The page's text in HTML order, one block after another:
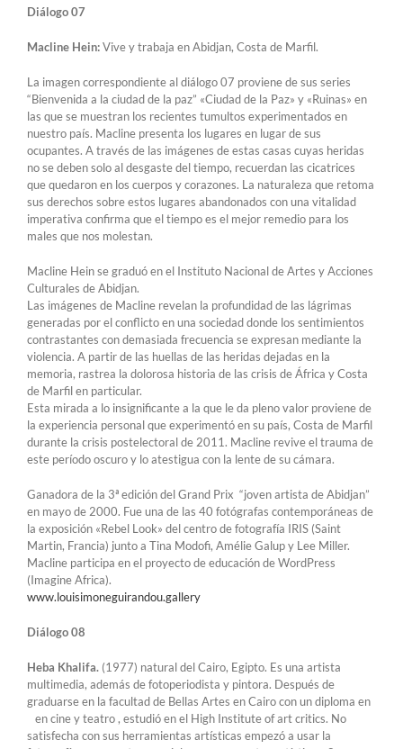
Diálogo 07
Macline Hein:Vive y trabaja en Abidjan, Costa de Marfil.
La imagen correspondiente al diálogo 07 proviene de sus series
“Bienvenida a la ciudad de la paz” «Ciudad de la Paz» y «Ruinas» en
las que se muestran los recientes tumultos experimentados en
nuestro país. Macline presenta los lugares en lugar de sus
ocupantes. A través de las imágenes de estas casas cuyas heridas
no se deben solo al desgaste del tiempo, recuerdan las cicatrices
que quedaron en los cuerpos y corazones. La naturaleza que retoma
sus derechos sobre estos lugares abandonados con una vitalidad
imperativa confirma que el tiempo es el mejor remedio para los
males que nos molestan.
Macline Hein se graduó en el Instituto Nacional de Artes y Acciones
Culturales de Abidjan.
Las imágenes de Macline revelan la profundidad de las lágrimas
generadas por el conflicto en una sociedad donde los sentimientos
contrastantes con demasiada frecuencia se expresan mediante la
violencia. A partir de las huellas de las heridas dejadas en la
memoria, rastrea la dolorosa historia de las crisis de África y Costa
de Marfil en particular.
Esta mirada a lo insignificante a la que le da pleno valor proviene de
la experiencia personal que experimentó en su país, Costa de Marfil
durante la crisis postelectoral de 2011. Macline revive el trauma de
este período oscuro y lo atestigua con la lente de su cámara.
Ganadora de la 3ª edición del Grand Prix “joven artista de Abidjan”
en mayo de 2000. Fue una de las 40 fotógrafas contemporáneas de
la exposición «Rebel Look» del centro de fotografía IRIS (Saint
Martin, Francia) junto a Tina Modofi, Amélie Galup y Lee Miller.
Macline participa en el proyecto de educación de WordPress
(Imagine Africa).
www.louisimoneguirandou.gallery
Diálogo 08
Heba Khalifa. (1977) natural del Cairo, Egipto. Es una artista
multimedia, además de fotoperiodista y pintora. Después de
graduarse en la facultad de Bellas Artes en Cairo con un diploma en
en cine y teatro , estudió en el High Institute of art critics. No
satisfecha con sus herramientas artísticas empezó a usar la